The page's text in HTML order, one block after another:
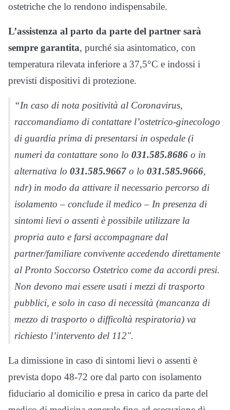
ostetriche che lo rendono indispensabile.
L’assistenza al parto da parte del partner sarà
sempre garantita, purché sia asintomatico, con
temperatura rilevata inferiore a 37,5°C e indossi i
previsti dispositivi di protezione.
“In caso di nota positività al Coronavirus,
raccomandiamo di contattare l’ostetrico-ginecologo
di guardia prima di presentarsi in ospedale (i
numeri da contattare sono lo 031.585.8686 o in
alternativa lo 031.585.9667 o lo 031.585.9666,
ndr) in modo da attivare il necessario percorso di
isolamento – conclude il medico – In presenza di
sintomi lievi o assenti è possibile utilizzare la
propria auto e farsi accompagnare dal
partner/familiare convivente accedendo direttamente
al Pronto Soccorso Ostetrico come da accordi presi.
Non devono mai essere usati i mezzi di trasporto
pubblici, e solo in caso di necessità (mancanza di
mezzo di trasporto o difficoltà respiratoria) va
richiesto l’intervento del 112″.
La dimissione in caso di sintomi lievi o assenti è
prevista dopo 48-72 ore dal parto con isolamento
fiduciario al domicilio e presa in carico da parte del